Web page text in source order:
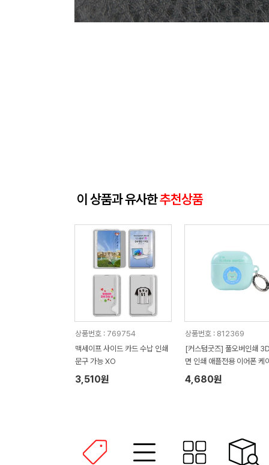
이 상품과 유사한추천상품
상품번호 : 769754
맥세이프 사이드 카드 수납 인쇄
문구 가능 XO
3,510원
상품번호 : 812369
[커스텀굿즈] 풀오버인쇄
면 인쇄 애플전용 이어폰 케
4,680원